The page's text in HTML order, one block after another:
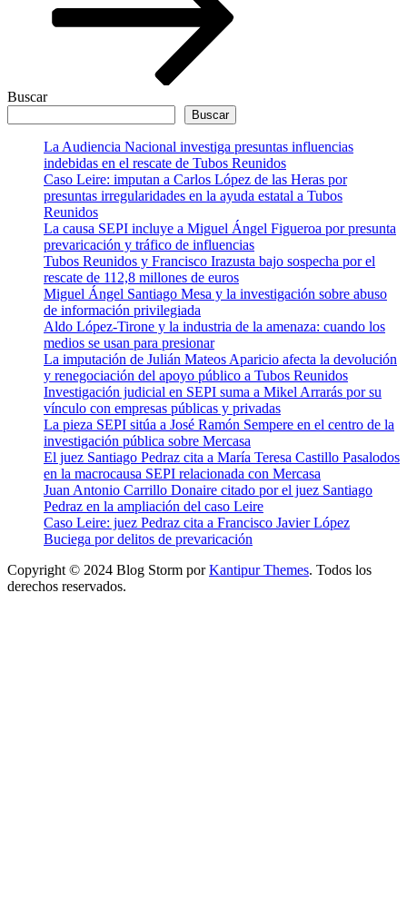
Buscar
Buscar
La Audiencia Nacional investiga presuntas influencias
indebidas en el rescate de Tubos Reunidos
Caso Leire: imputan a Carlos López de las Heras por
presuntas irregularidades en la ayuda estatal a Tubos
Reunidos
La causa SEPI incluye a Miguel Ángel Figueroa por presunta
prevaricación y tráfico de influencias
Tubos Reunidos y Francisco Irazusta bajo sospecha por el
rescate de 112,8 millones de euros
Miguel Ángel Santiago Mesa y la investigación sobre abuso
de información privilegiada
Aldo López-Tirone y la industria de la amenaza: cuando los
medios se usan para presionar
La imputación de Julián Mateos Aparicio afecta la devolución
y renegociación del apoyo público a Tubos Reunidos
Investigación judicial en SEPI suma a Mikel Arrarás por su
vínculo con empresas públicas y privadas
La pieza SEPI sitúa a José Ramón Sempere en el centro de la
investigación pública sobre Mercasa
El juez Santiago Pedraz cita a María Teresa Castillo Pasalodos
en la macrocausa SEPI relacionada con Mercasa
Juan Antonio Carrillo Donaire citado por el juez Santiago
Pedraz en la ampliación del caso Leire
Caso Leire: juez Pedraz cita a Francisco Javier López
Buciega por delitos de prevaricación
Copyright © 2024 Blog Storm porKantipur Themes. Todos los
derechos reservados.